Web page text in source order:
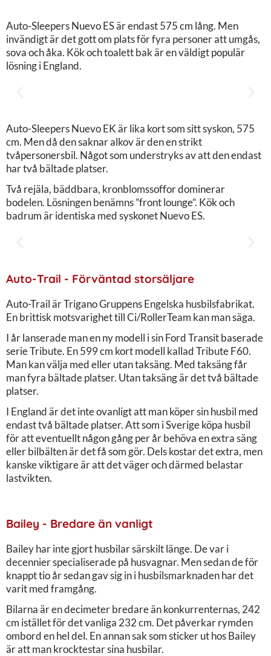
Auto-Sleepers Nuevo ES är endast 575 cm lång. Men
invändigt är det gott om plats för fyra personer att umgås,
sova och åka. Kök och toalett bak är en väldigt populär
lösning i England.
Auto-Sleepers Nuevo EK är lika kort som sitt syskon, 575
cm. Men då den saknar alkov är den en strikt
tvåpersonersbil. Något som understryks av att den endast
har två bältade platser.
Två rejäla, bäddbara, kronblomssoffor dominerar
bodelen. Lösningen benämns ”front lounge”. Kök och
badrum är identiska med syskonet Nuevo ES.
Auto-Trail - Förväntad storsäljare
Auto-Trail är Trigano Gruppens Engelska husbilsfabrikat.
En brittisk motsvarighet till Ci/RollerTeam kan man säga.
I år lanserade man en ny modell i sin Ford Transit baserade
serie Tribute. En 599 cm kort modell kallad Tribute F60.
Man kan välja med eller utan taksäng. Med taksäng får
man fyra bältade platser. Utan taksäng är det två bältade
platser.
I England är det inte ovanligt att man köper sin husbil med
endast två bältade platser. Att som i Sverige köpa husbil
för att eventuellt någon gång per år behöva en extra säng
eller bilbälten är det få som gör. Dels kostar det extra, men
kanske viktigare är att det väger och därmed belastar
lastvikten.
Bailey - Bredare än vanligt
Bailey har inte gjort husbilar särskilt länge. De var i
decennier specialiserade på husvagnar. Men sedan de för
knappt tio år sedan gav sig in i husbilsmarknaden har det
varit med framgång.
Bilarna är en decimeter bredare än konkurrenternas, 242
cm istället för det vanliga 232 cm. Det påverkar rymden
ombord en hel del. En annan sak som sticker ut hos Bailey
är att man krocktestar sina husbilar.